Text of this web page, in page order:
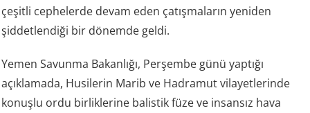
çeşitli cephelerde devam eden çatışmaların yeniden
şiddetlendiği bir dönemde geldi.
Yemen Savunma Bakanlığı, Perşembe günü yaptığı
açıklamada, Husilerin Marib ve Hadramut vilayetlerinde
konuşlu ordu birliklerine balistik füze ve insansız hava